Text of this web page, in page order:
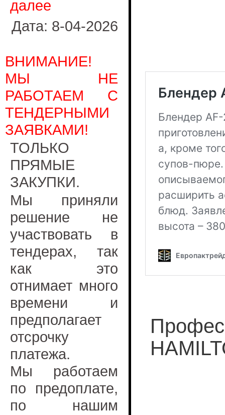
далее
Дата: 8-04-2026
ВНИМАНИЕ!
МЫ НЕ
РАБОТАЕМ С
ТЕНДЕРНЫМИ
ЗАЯВКАМИ!
ТОЛЬКО
ПРЯМЫЕ
ЗАКУПКИ.
Мы приняли
решение не
участвовать в
тендерах, так
как это
отнимает много
времени и
предполагает
отсрочку
платежа.
Мы работаем
по предоплате,
по нашим